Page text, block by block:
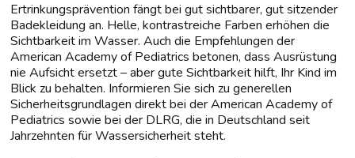
Ertrinkungsprävention fängt bei gut sichtbarer, gut sitzender
Badekleidung an. Helle, kontrastreiche Farben erhöhen die
Sichtbarkeit im Wasser. Auch die Empfehlungen der
American Academy of Pediatrics betonen, dass Ausrüstung
nie Aufsicht ersetzt – aber gute Sichtbarkeit hilft, Ihr Kind im
Blick zu behalten. Informieren Sie sich zu generellen
Sicherheitsgrundlagen direkt bei der American Academy of
Pediatrics sowie bei der DLRG, die in Deutschland seit
Jahrzehnten für Wassersicherheit steht.